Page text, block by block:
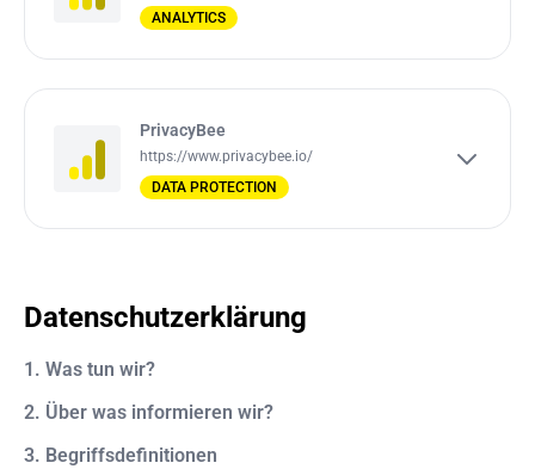
ANALYTICS
PrivacyBee
https://www.privacybee.io/
DATA PROTECTION
Datenschutzerklärung
1. Was tun wir?
2. Über was informieren wir?
3. Begriffsdefinitionen